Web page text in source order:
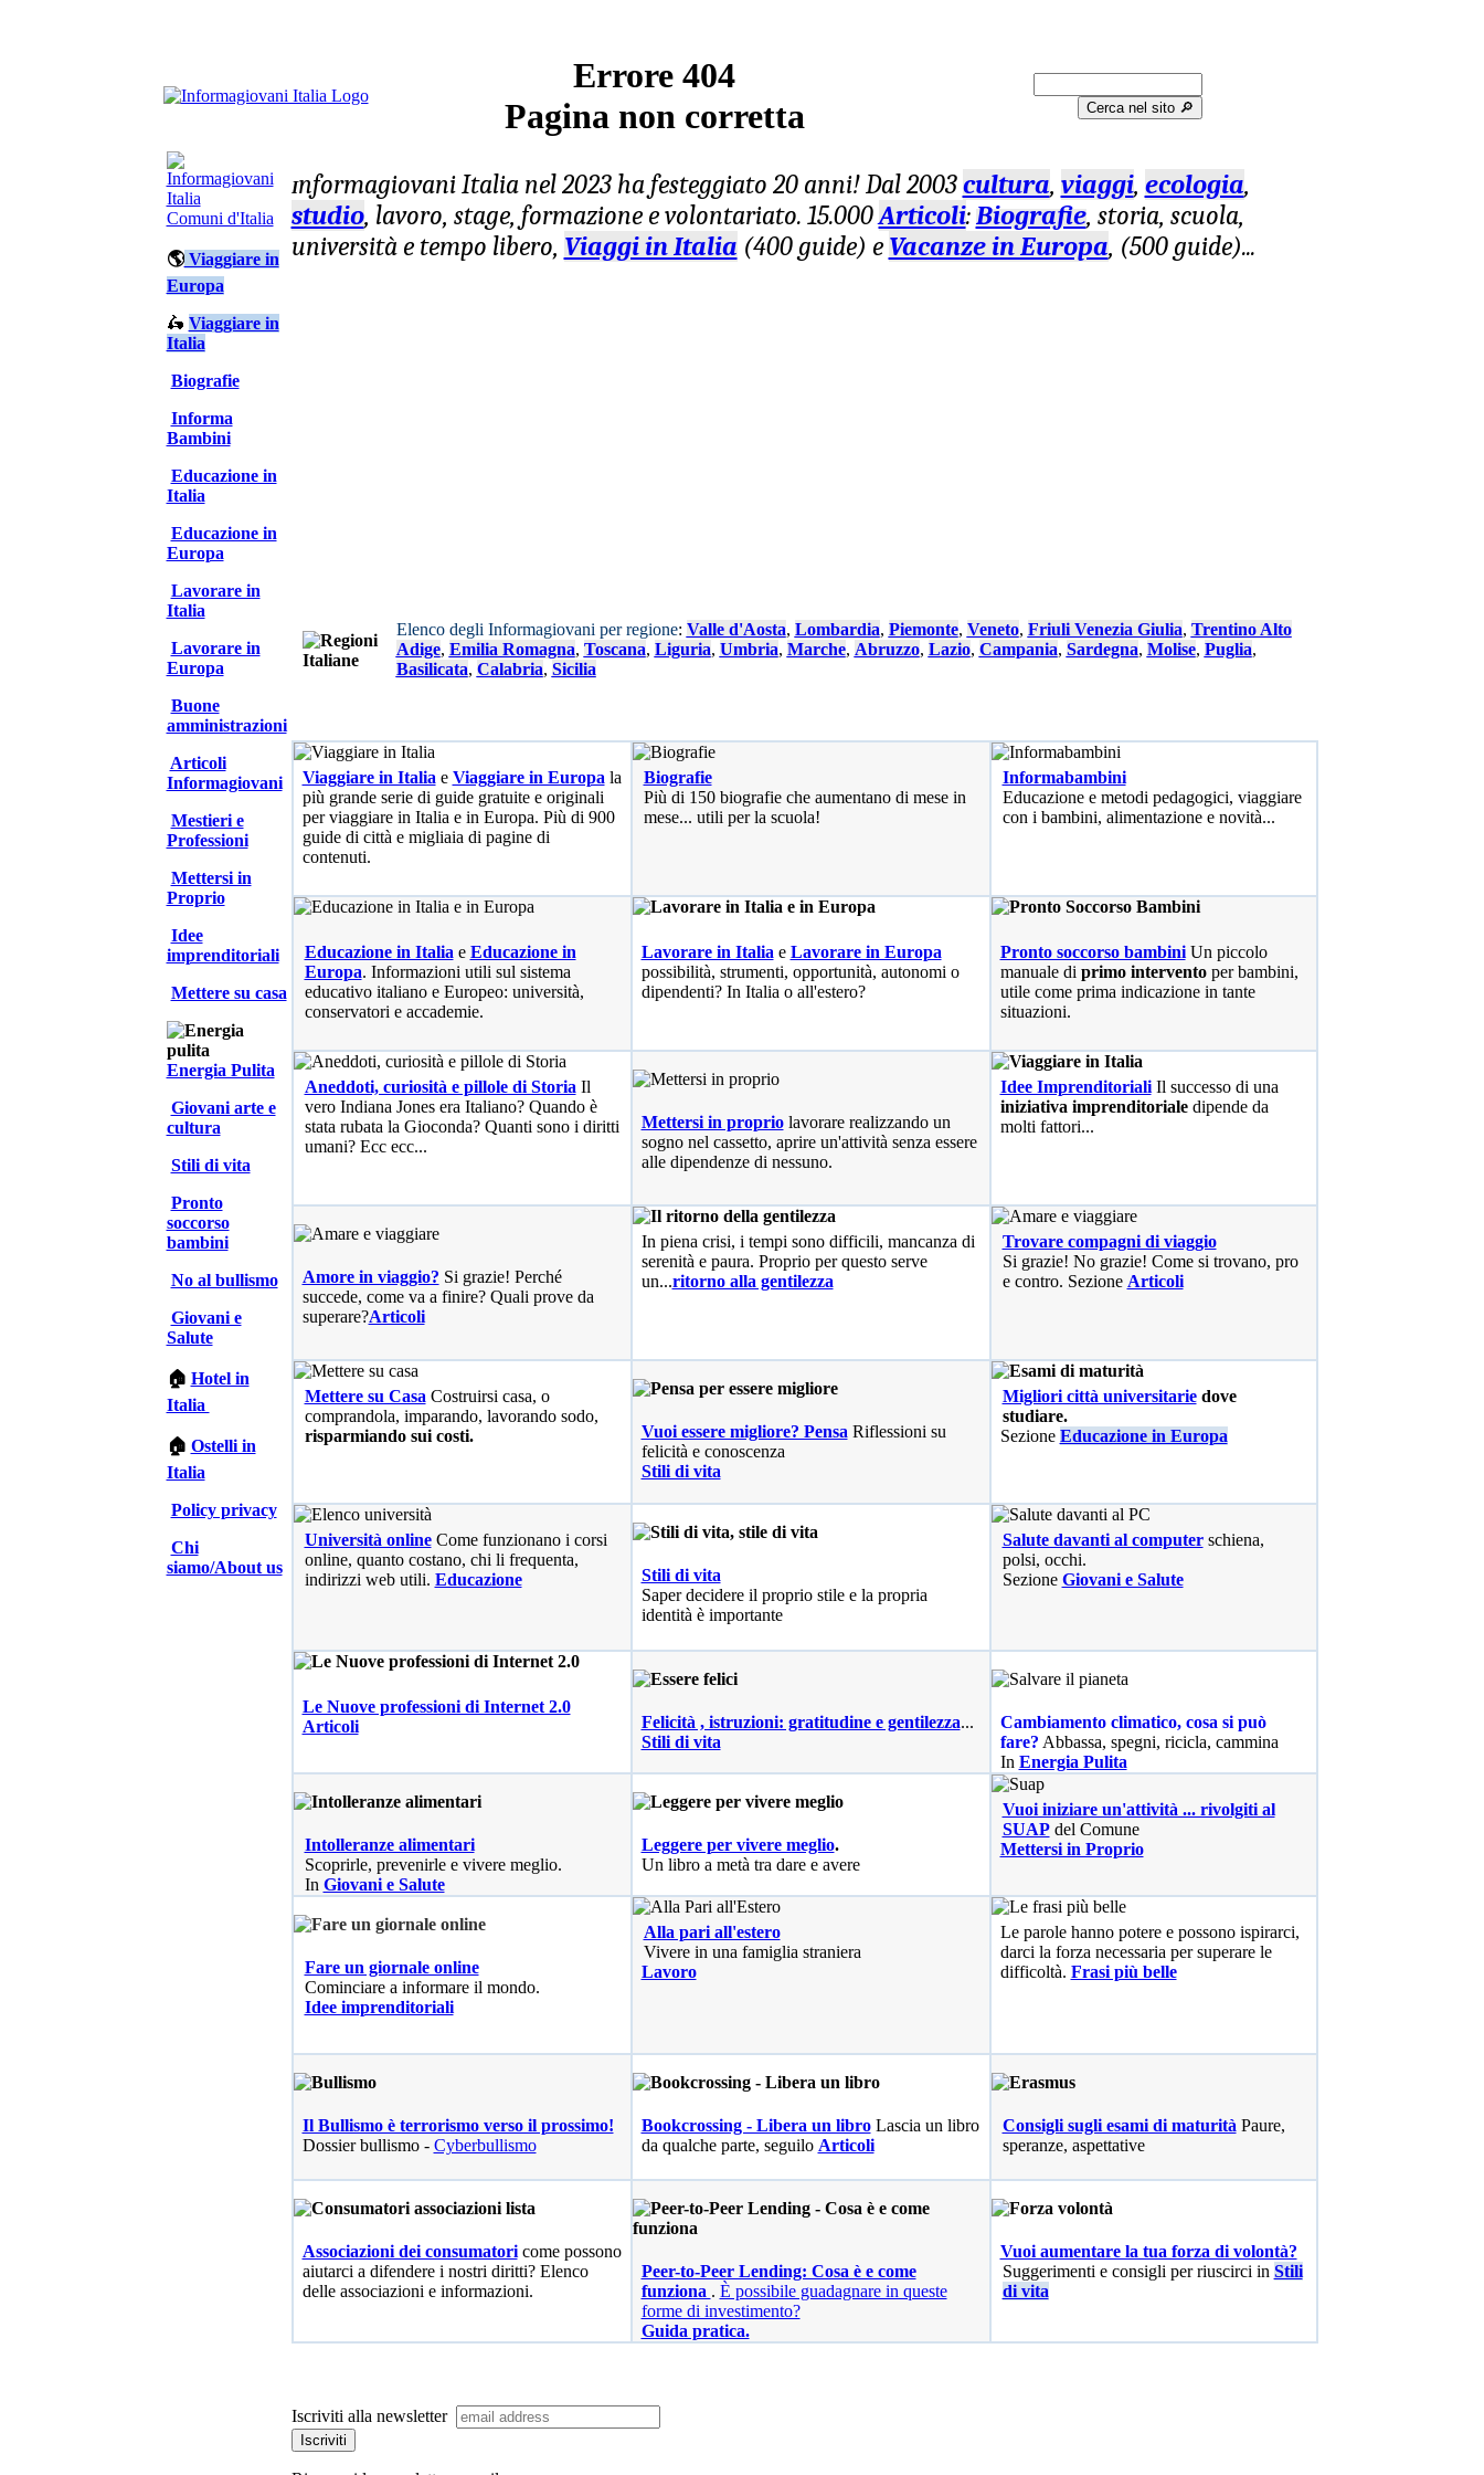
Errore 404
Pagina non corretta
Cerca nel sito 🔎︎
Comuni d'Italia
🌎Viaggiare in
Europa
🛵 Viaggiare in
Italia
Biografie
Informa
Bambini
Educazione in
Italia
Educazione in
Europa
Lavorare in
Italia
Lavorare in
Europa
Buone
amministrazioni
Articoli
Informagiovani
Mestieri e
Professioni
Mettersi in
Proprio
Idee
imprenditoriali
Mettere su casa
Energia Pulita
Giovani arte e
cultura
Stili di vita
Pronto
soccorso
bambini
No al bullismo
Giovani e
Salute
🏠 Hotel in
Italia
🏠 Ostelli in
Italia
Policy privacy
Chi
siamo/About us
InformagiovaniItalia nel 2023 ha festeggiato 20 anni! Dal 2003cultura, viaggi, ecologia,
studio, lavoro, stage, formazione e volontariato. 15.000Articoli:Biografie, storia, scuola,
università e tempo libero, Viaggi in Italia (400 guide) e Vacanze in Europa, (500 guide)...
Elenco degli Informagiovani per regione: Valle d'Aosta, Lombardia, Piemonte, Veneto, Friuli Venezia Giulia, Trentino Alto
Adige, Emilia Romagna, Toscana, Liguria, Umbria, Marche, Abruzzo, Lazio, Campania, Sardegna, Molise, Puglia,
Basilicata, Calabria, Sicilia
Viaggiare in Italia e Viaggiare in Europa la
più grande serie di guide gratuite e originali
per viaggiare in Italia e in Europa. Più di 900
guide di città e migliaia di pagine di
contenuti.
Biografie
Più di 150 biografie che aumentano di mese in
mese... utili per la scuola!
Informabambini
Educazione e metodi pedagogici, viaggiare
con i bambini, alimentazione e novità...
Educazione in Italia e Educazione in
Europa. Informazioni utili sul sistema
educativo italiano e Europeo: università,
conservatori e accademie.
Lavorare in Italia e Lavorare in Europa
possibilità, strumenti, opportunità, autonomi o
dipendenti? In Italia o all'estero?
Pronto soccorso bambiniUn piccolo
manuale di primo interventoper bambini,
utile come prima indicazione in tante
situazioni.
Aneddoti, curiosità e pillole di Storia Il
vero Indiana Jones era Italiano? Quando è
stata rubata la Gioconda? Quanti sono i diritti
umani? Ecc ecc...
Mettersi in propriolavorare realizzando un
sogno nel cassetto, aprire un'attività senza essere
alle dipendenze di nessuno.
Idee ImprenditorialiIl successo di una
iniziativa imprenditorialedipende da
molti fattori...
Amore in viaggio? Si grazie! Perché
succede, come va a finire? Quali prove da
superare?Articoli
In piena crisi, i tempi sono difficili, mancanza di
serenità e paura. Proprio per questo serve
un...ritorno alla gentilezza
Trovare compagni di viaggio
Si grazie! No grazie! Come si trovano, pro
e contro. Sezione Articoli
Mettere su Casa Costruirsi casa, o
comprandola, imparando, lavorando sodo,
risparmiando sui costi.
Vuoi essere migliore? Pensa Riflessioni su
felicità e conoscenza
Stili di vita
Migliori città universitariedove
studiare.
Sezione Educazione in Europa
Università online Come funzionano i corsi
online, quanto costano, chi li frequenta,
indirizzi web utili. Educazione
Stili di vita
Saper decidere il proprio stile e la propria
identità è importante
Salute davanti al computerschiena,
polsi, occhi.
Sezione Giovani e Salute
Le Nuove professioni di Internet 2.0
Articoli
Felicità , istruzioni: gratitudine e gentilezza...
Stili di vita
Cambiamento climatico, cosa si può
fare? Abbassa, spegni, ricicla, cammina
In Energia Pulita
Intolleranze alimentari
Scoprirle, prevenirle e vivere meglio.
In Giovani e Salute
Leggere per vivere meglio.
Un libro a metà tra dare e avere
Vuoi iniziare un'attività ... rivolgiti al
SUAPdel Comune
Mettersi in Proprio
Fare un giornale online
Cominciare a informare il mondo.
Idee imprenditoriali
Alla pari all'estero
Vivere in una famiglia straniera
Lavoro
Le parole hanno potere e possono ispirarci,
darci la forza necessaria per superare le
difficoltà. Frasi più belle
Il Bullismo è terrorismo verso il prossimo!
Dossier bullismo - Cyberbullismo
Bookcrossing - Libera un libroLascia un libro
da qualche parte, seguilo Articoli
Consigli sugli esami di maturità Paure,
speranze, aspettative
Associazioni dei consumatoricome possono
aiutarci a difendere i nostri diritti? Elenco
delle associazioni e informazioni.
Peer-to-Peer Lending: Cosa è e come
funziona . È possibile guadagnare in queste
forme di investimento?
Guida pratica.
Vuoi aumentare la tua forza di volontà?
Suggerimenti e consigli per riuscirci in Stili
di vita
Iscriviti alla newsletter